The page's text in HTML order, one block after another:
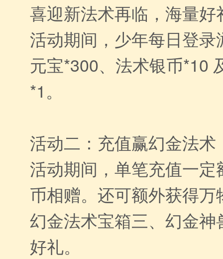
喜迎新法术再临，海量好
活动期间，少年每日登
元宝*300、法术银币*10
*1。
活动二：充值赢幻金法术
活动期间，单笔充值一
币相赠。还可额外获得
幻金法术宝箱三、幻金
好礼。